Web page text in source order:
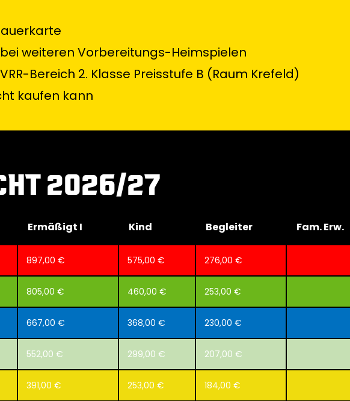
weiteren Vorbereitungs-Heimspielen
Bereich 2. Klasse Preisstufe B (Raum Krefeld)
kaufen kann
2026/27
Ermäßigt I Kind Begleiter Fam. Erw.
897,00 € 575,00 € 276,00 €
805,00 € 460,00 € 253,00 €
667,00 € 368,00 € 230,00 €
552,00 € 299,00 € 207,00 €
391,00 € 253,00 € 184,00 €